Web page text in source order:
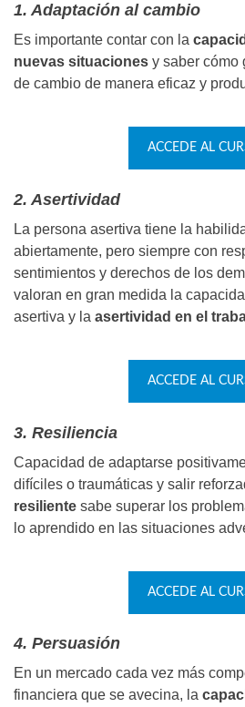
1. Adaptación al cambio
Es importante contar con la
nuevas situaciones y saber cómo
de cambio de manera eficaz y
ACCEDE AL
2. Asertividad
La persona asertiva tiene la
abiertamente, pero siempre con
sentimientos y derechos de los
valoran en gran medida la
asertiva y la asertividad en el
ACCEDE AL
3. Resiliencia
Capacidad de adaptarse
difíciles o traumáticas y salir
resiliente sabe superar los
lo aprendido en las situaciones
ACCEDE AL
4. Persuasión
En un mercado cada vez más
financiera que se avecina, la